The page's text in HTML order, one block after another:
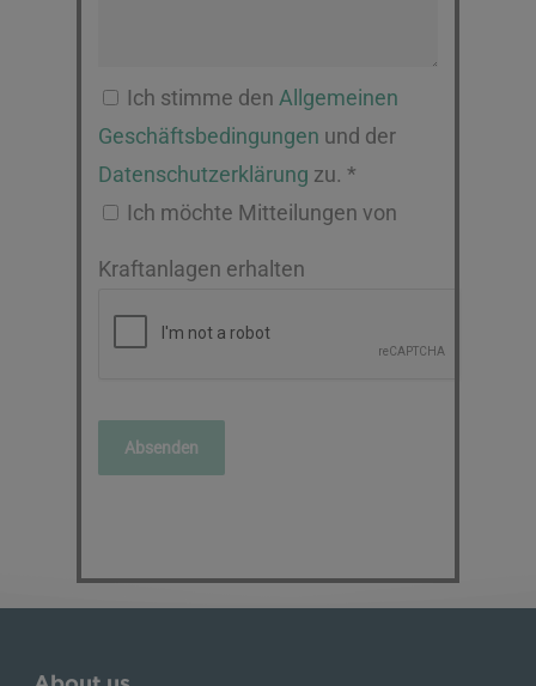
Ich stimme den Allgemeinen
Geschäftsbedingungen und der
Datenschutzerklärung zu. *
Ich möchte Mitteilungen von
Kraftanlagen erhalten